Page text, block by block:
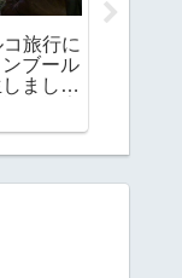
策！
は必須